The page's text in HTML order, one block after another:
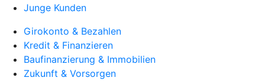
Junge Kunden
Girokonto & Bezahlen
Kredit & Finanzieren
Baufinanzierung & Immobilien
Zukunft & Vorsorgen